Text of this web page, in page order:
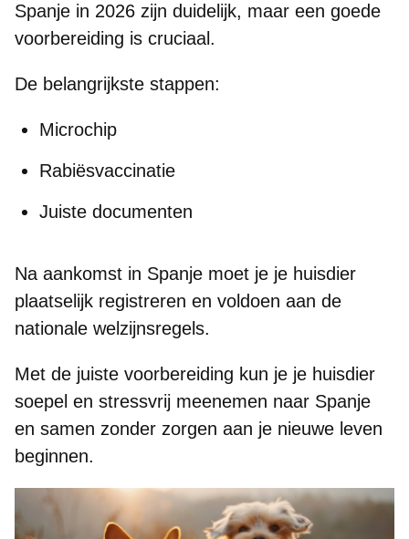
Spanje in 2026 zijn duidelijk, maar een goede
voorbereiding is cruciaal.
De belangrijkste stappen:
Microchip
Rabiësvaccinatie
Juiste documenten
Na aankomst in Spanje moet je je huisdier
plaatselijk registreren en voldoen aan de
nationale welzijnsregels.
Met de juiste voorbereiding kun je je huisdier
soepel en stressvrij meenemen naar Spanje
en samen zonder zorgen aan je nieuwe leven
beginnen.